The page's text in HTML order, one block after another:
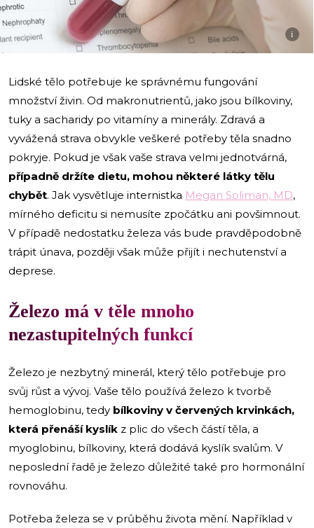
i
Lidské tělo potřebuje ke správnému fungování
množství živin. Od makronutrientů, jako jsou bílkoviny,
tuky a sacharidy po vitamíny a minerály. Zdravá a
vyvážená strava obvykle veškeré potřeby těla snadno
pokryje. Pokud je však vaše strava velmi jednotvárná,
případně držíte dietu, mohou některé látky tělu
chybět. Jak vysvětluje internistka Megan Soliman, MD,
mírného deficitu si nemusíte zpočátku ani povšimnout.
V případě nedostatku železa vás bude pravděpodobně
trápit únava, později však může přijít i nechutenství a
deprese.
Železo má v těle mnoho
nezastupitelných funkcí
Železo je nezbytný minerál, který tělo potřebuje pro
svůj růst a vývoj. Vaše tělo používá železo k tvorbě
hemoglobinu, tedy bílkoviny v červených krvinkách,
která přenáší kyslík z plic do všech částí těla, a
myoglobinu, bílkoviny, která dodává kyslík svalům. V
neposlední řadě je železo důležité také pro hormonální
rovnováhu.
Potřeba železa se v průběhu života mění. Například v